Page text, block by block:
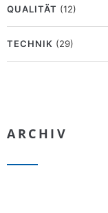
QUALITÄT (12)
TECHNIK (29)
ARCHIV